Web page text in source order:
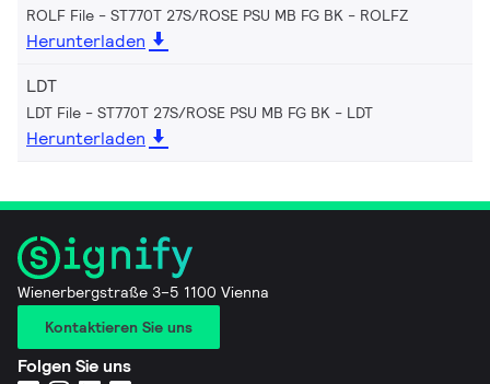
ROLF File - ST770T 27S/ROSE PSU MB FG BK ROLFZ
Herunterladen
LDT
LDT File - ST770T 27S/ROSE PSU MB FG BK LDT
Herunterladen
Wienerbergstraße 3–5 1100 Vienna
Kontaktieren Sie uns
Folgen Sie uns